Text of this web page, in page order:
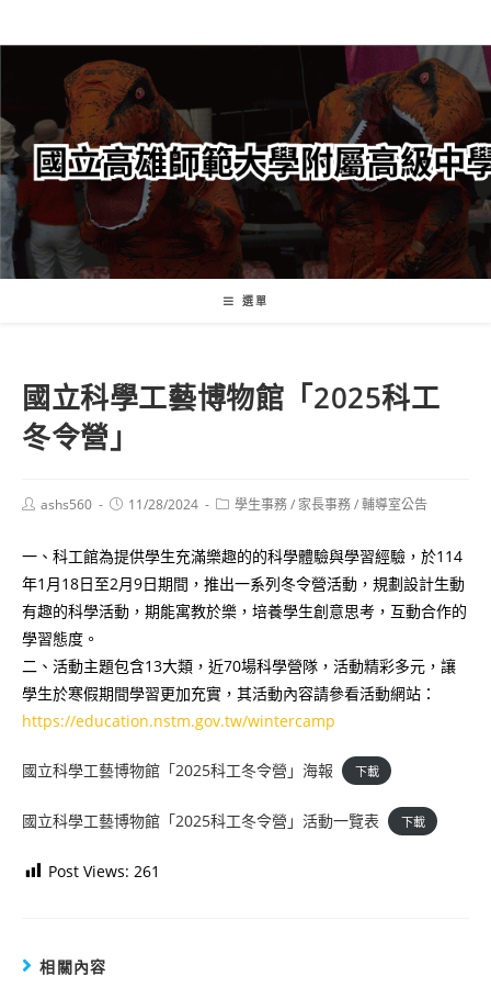
轉
要
內
容
選單
國立科學工藝博物館「2025科工
冬令營」
Postashs560
Post11/28/2024
Post學生事務/ 家長事務/輔導室公告
一、科工館為提供學生充滿樂趣的的科學體驗與學習經驗，於114
年1月18日至2月9日期間，推出一系列冬令營活動，規劃設計生動
有趣的科學活動，期能寓教於樂，培養學生創意思考，互動合作的
學習態度。
二、活動主題包含13大類，近70場科學營隊，活動精彩多元，讓
學生於寒假期間學習更加充實，其活動內容請參看活動網站：
https://education.nstm.gov.tw/wintercamp
國立科學工藝博物館「2025科工冬令營」海報 下載
國立科學工藝博物館「2025科工冬令營」活動一覽表 下載
Post Views: 261
相關內容